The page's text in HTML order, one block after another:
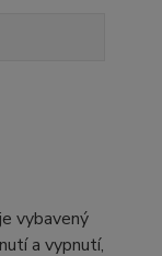
vybavený
a vypnutí,